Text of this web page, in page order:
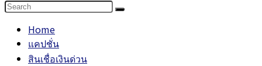
Home
แคปชั่น
สินเชื่อเงินด่วน